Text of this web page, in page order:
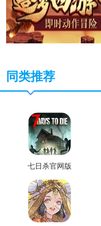
同类推荐
七日杀官网版